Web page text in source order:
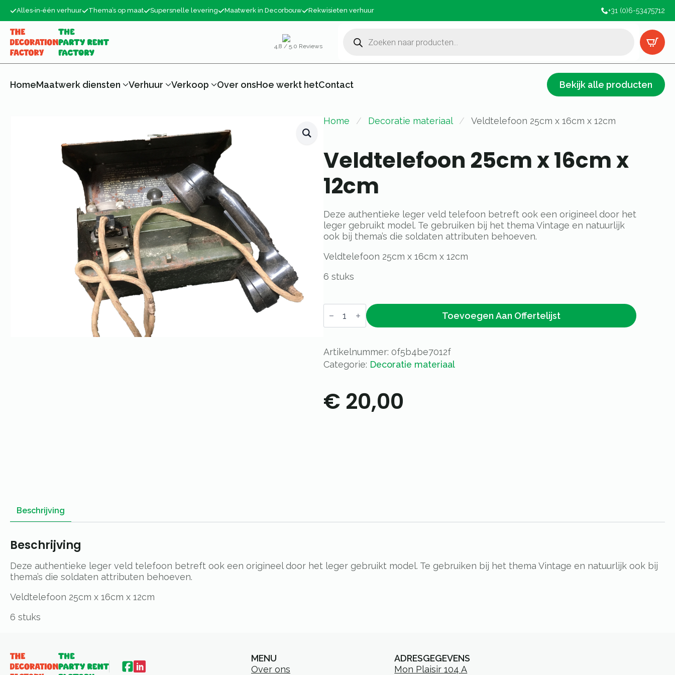
Alles‑in‑één verhuur Thema’s op maat Supersnelle levering Maatwerk in Decorbouw Rekwisieten verhuur +31 (0)6-53475712
4,8 / 5.0 Reviews
zoeken
HomeMaatwerk diensten Verhuur Verkoop Over onsHoe werkt hetContact Bekijk alle producten
Home Decoratie materiaal Veldtelefoon 25cm x 16cm x 12cm
Veldtelefoon 25cm x 16cm x
12cm
Deze authentieke leger veld telefoon betreft ook een origineel door het
leger gebruikt model. Te gebruiken bij het thema Vintage en natuurlijk
ook bij thema’s die soldaten attributen behoeven.
Veldtelefoon 25cm x 16cm x 12cm
6 stuks
Veldtelefoon
25cm
x
12cm
aantal
Toevoegen Aan Offertelijst
Artikelnummer: 0f5b4be7012f
Categorie: Decoratie materiaal
€ 20,00
Beschrijving
Beschrijving
Deze authentieke leger veld telefoon betreft ook een origineel door het leger gebruikt model. Te gebruiken bij het thema Vintage en natuurlijk ook bij
thema’s die soldaten attributen behoeven.
Veldtelefoon 25cm x 16cm x 12cm
6 stuks
MENU
Over ons
ADRESGEGEVENS
Mon Plaisir 104 A